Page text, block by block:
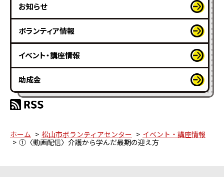
お知らせ
ボランティア情報
イベント・講座情報
助成金
ホーム 松山市ボランティアセンター
イベント・講座情報
①〈動画配信〉介護から学んだ最期の迎え方